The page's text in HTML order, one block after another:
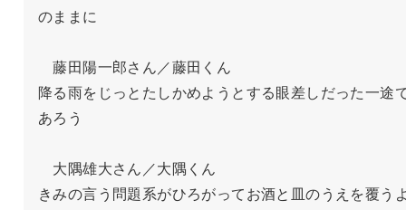
のままに
藤田陽一郎さん／藤田くん
降る雨をじっとたしかめようとする眼差しだった一途
あろう
大隅雄大さん／大隅くん
きみの言う問題系がひろがってお酒と皿のうえを覆う